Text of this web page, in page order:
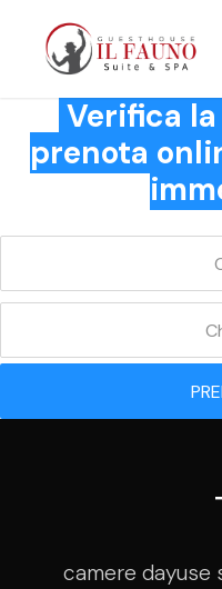
Verifica
prenota
camere dayuse